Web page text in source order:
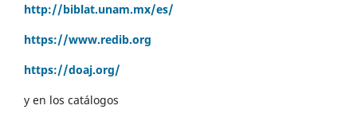
http://biblat.unam.mx/es/
https://www.redib.org
https://doaj.org/
y en los catálogos